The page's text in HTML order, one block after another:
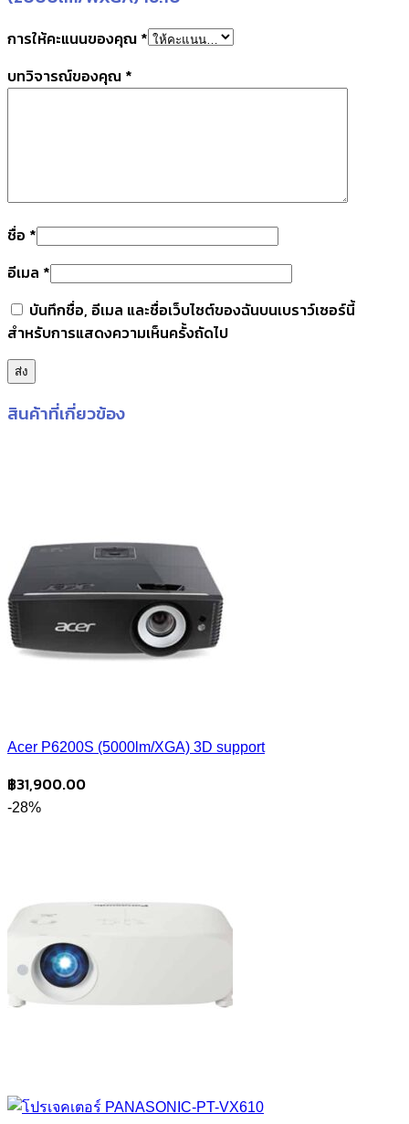
การให้คะแนนของคุณ *
บทวิจารณ์ของคุณ *
ชื่อ *
อีเมล *
บันทึกชื่อ, อีเมล และชื่อเว็บไซต์ของฉันบนเบราว์เซอร์นี้
สำหรับการแสดงความเห็นครั้งถัดไป
สินค้าที่เกี่ยวข้อง
Acer P6200S (5000lm/XGA) 3D support
฿31,900.00
-28%